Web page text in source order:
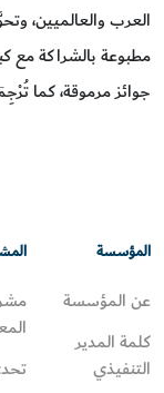
العرب والعالميين،
مطبوعة بالشراكة مع
جوائز مرموقة، كما
المؤسسة
عن المؤسسة
كلمة المدير
التنفيذي